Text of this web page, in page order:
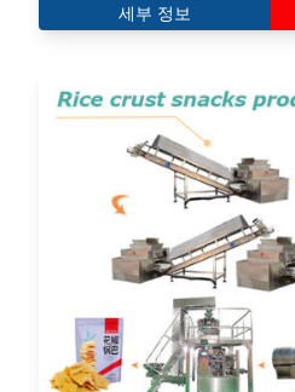
세부 정보